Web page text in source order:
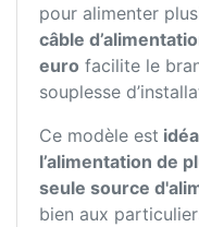
pour alimenter
câble
euro facilite le
souplesse
Ce modèle est
l’alimentation de
seule source
bien aux